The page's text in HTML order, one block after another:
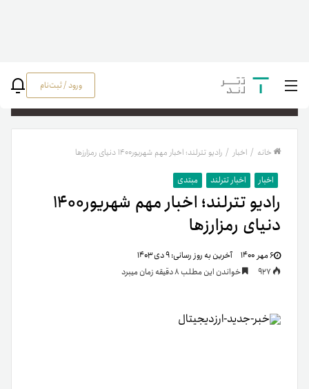
ورود / ثبت‌نام
خانه / اخبار / رادیو تترلند؛ اخبار مهم شهریور۱۴۰۰ دنیای رمزارزها
اخبار اخبار تترلند مبتدی
رادیو تترلند؛ اخبار مهم شهریور۱۴۰۰
دنیای رمزارزها
۶ مهر ۱۴۰۰ آخرین به روز رسانی:۹ دی ۱۴۰۳
خواندن این مطلب 8 دقیقه زمان میبرد